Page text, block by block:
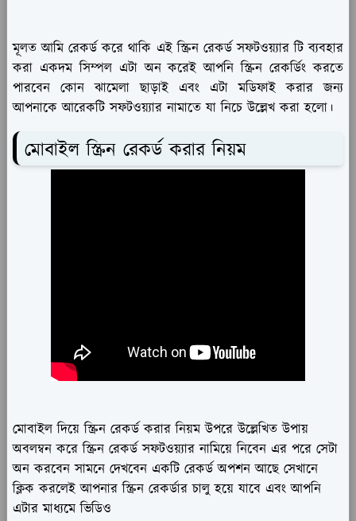
মূলত আমি রেকর্ড করে থাকি এই স্ক্রিন রেকর্ড সফটওয়্যার টি ব্যবহার
করা একদম সিম্পল এটা অন করেই আপনি স্ক্রিন রেকর্ডিং করতে
পারবেন কোন ঝামেলা ছাড়াই এবং এটা মডিফাই করার জন্য
আপনাকে আরেকটি সফটওয়্যার নামাতে যা নিচে উল্লেখ করা হলো।
মোবাইল স্ক্রিন রেকর্ড করার নিয়ম
মোবাইল দিয়ে স্ক্রিন রেকর্ড করার নিয়ম উপরে উল্লেখিত উপায়
অবলম্বন করে স্ক্রিন রেকর্ড সফটওয়্যার নামিয়ে নিবেন এর পরে সেটা
অন করবেন সামনে দেখবেন একটি রেকর্ড অপশন আছে সেখানে
ক্লিক করলেই আপনার স্ক্রিন রেকর্ডার চালু হয়ে যাবে এবং আপনি
এটার মাধ্যমে ভিডিও